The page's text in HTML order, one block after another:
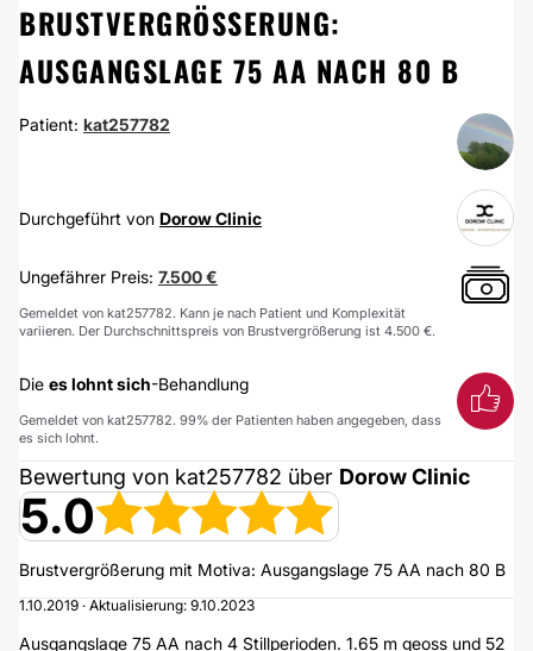
BRUSTVERGRÖSSERUNG: A
USGANGSLAGE 75 AA NACH 80 B
Patient: kat257782
Durchgeführt von Dorow Clinic
Ungefährer Preis: 7.500 €
Gemeldet von kat257782. Kann je nach Patient und Komplexität
variieren. Der Durchschnittspreis von Brustvergrößerung ist 4.500 €.
Die es lohnt sich-Behandlung
Gemeldet von kat257782. 99% der Patienten haben angegeben, dass
es sich lohnt.
Bewertung von kat257782 über Dorow Clinic
5.0
Brustvergrößerung mit Motiva: Ausgangslage 75 AA nach 80 B
1.10.2019 · Aktualisierung: 9.10.2023
Ausgangslage 75 AA nach 4 Stillperioden. 1.65 m geoss und 52